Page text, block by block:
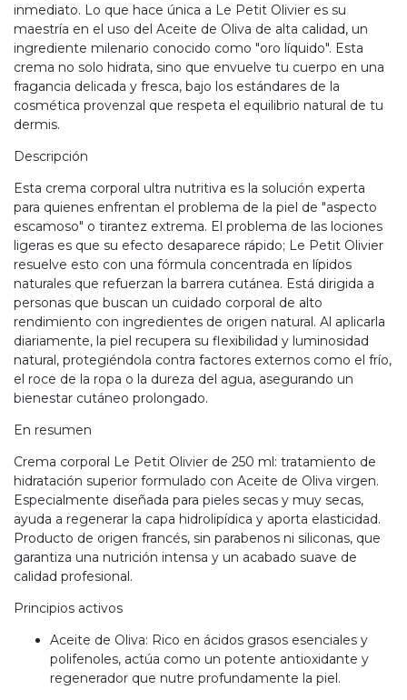
inmediato. Lo que hace única a Le Petit Olivier es su
maestría en el uso del Aceite de Oliva de alta calidad, un
ingrediente milenario conocido como "oro líquido". Esta
crema no solo hidrata, sino que envuelve tu cuerpo en una
fragancia delicada y fresca, bajo los estándares de la
cosmética provenzal que respeta el equilibrio natural de tu
dermis.
Descripción
Esta crema corporal ultra nutritiva es la solución experta
para quienes enfrentan el problema de la piel de "aspecto
escamoso" o tirantez extrema. El problema de las lociones
ligeras es que su efecto desaparece rápido; Le Petit Olivier
resuelve esto con una fórmula concentrada en lípidos
naturales que refuerzan la barrera cutánea. Está dirigida a
personas que buscan un cuidado corporal de alto
rendimiento con ingredientes de origen natural. Al aplicarla
diariamente, la piel recupera su flexibilidad y luminosidad
natural, protegiéndola contra factores externos como el frío,
el roce de la ropa o la dureza del agua, asegurando un
bienestar cutáneo prolongado.
En resumen
Crema corporal Le Petit Olivier de 250 ml: tratamiento de
hidratación superior formulado con Aceite de Oliva virgen.
Especialmente diseñada para pieles secas y muy secas,
ayuda a regenerar la capa hidrolipídica y aporta elasticidad.
Producto de origen francés, sin parabenos ni siliconas, que
garantiza una nutrición intensa y un acabado suave de
calidad profesional.
Principios activos
Aceite de Oliva: Rico en ácidos grasos esenciales y
polifenoles, actúa como un potente antioxidante y
regenerador que nutre profundamente la piel.